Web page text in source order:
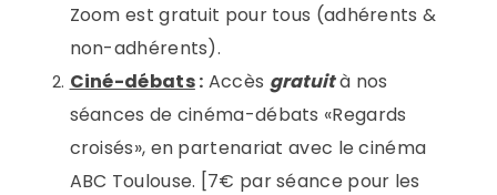
Zoom est gratuit pour tous (adhérents &
non-adhérents).
Ciné-débats: Accès gratuità nos
séances de cinéma-débats «Regards
croisés», en partenariat avec le cinéma
ABC Toulouse. [7€ par séance pour les